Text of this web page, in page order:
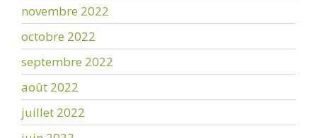
novembre 2022
octobre 2022
septembre 2022
août 2022
juillet 2022